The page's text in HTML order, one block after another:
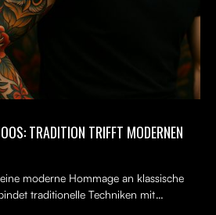
TRADITION TRIFFT MODERNEN
moderne Hommage an klassische
traditionelle Techniken mit